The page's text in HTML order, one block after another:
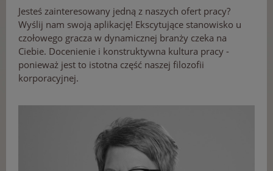
Jesteś zainteresowany jedną z naszych ofert pracy?
Wyślij nam swoją aplikację! Ekscytujące stanowisko u
czołowego gracza w dynamicznej branży czeka na
Ciebie. Docenienie i konstruktywna kultura pracy -
ponieważ jest to istotna część naszej filozofii
korporacyjnej.